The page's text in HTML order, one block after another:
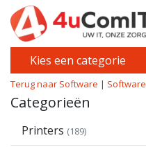
Kies een categorie
Terug naar Software | Software
Categorieën
Printers (189)